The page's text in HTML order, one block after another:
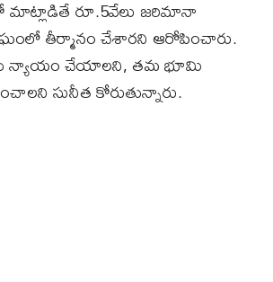
మాట్లాడితే రూ.5వేలు జరిమానా
తీర్మానం చేశారని ఆరోపించారు.
న్యాయం చేయాలని, తమ భూమి
సునీత కోరుతున్నారు.